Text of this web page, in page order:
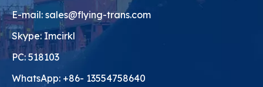
E-mail: sales@flying-trans.com
Skype: Imcirkl
PC: 518103
WhatsApp: +86- 13554758640